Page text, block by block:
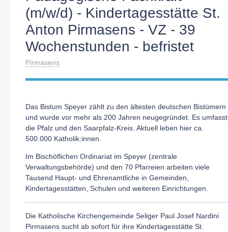
(m/w/d) - Kindertagesstätte St.
Anton Pirmasens - VZ - 39
Wochenstunden - befristet
Pirmasens
Das Bistum Speyer zählt zu den ältesten deutschen Bistümern
und wurde vor mehr als 200 Jahren neugegründet. Es umfasst
die Pfalz und den Saarpfalz-Kreis. Aktuell leben hier ca.
500.000 Katholik:innen.
Im Bischöflichen Ordinariat im Speyer (zentrale
Verwaltungsbehörde) und den 70 Pfarreien arbeiten viele
Tausend Haupt- und Ehrenamtliche in Gemeinden,
Kindertagesstätten, Schulen und weiteren Einrichtungen.
Die Katholische Kirchengemeinde Seliger Paul Josef Nardini
Pirmasens sucht ab sofort für ihre Kindertagesstätte St.